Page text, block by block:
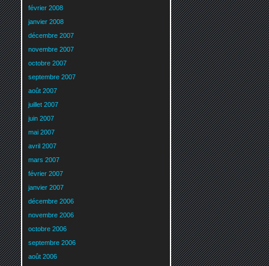
février 2008
janvier 2008
décembre 2007
novembre 2007
octobre 2007
septembre 2007
août 2007
juillet 2007
juin 2007
mai 2007
avril 2007
mars 2007
février 2007
janvier 2007
décembre 2006
novembre 2006
octobre 2006
septembre 2006
août 2006